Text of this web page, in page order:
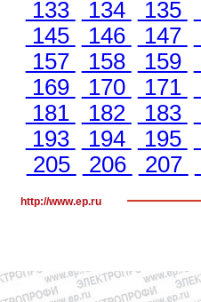
133 134 135
145
146 147
157
158 159
169
170 171
181
182 183
193
194 195
205
206 207
http://www.ep.ru